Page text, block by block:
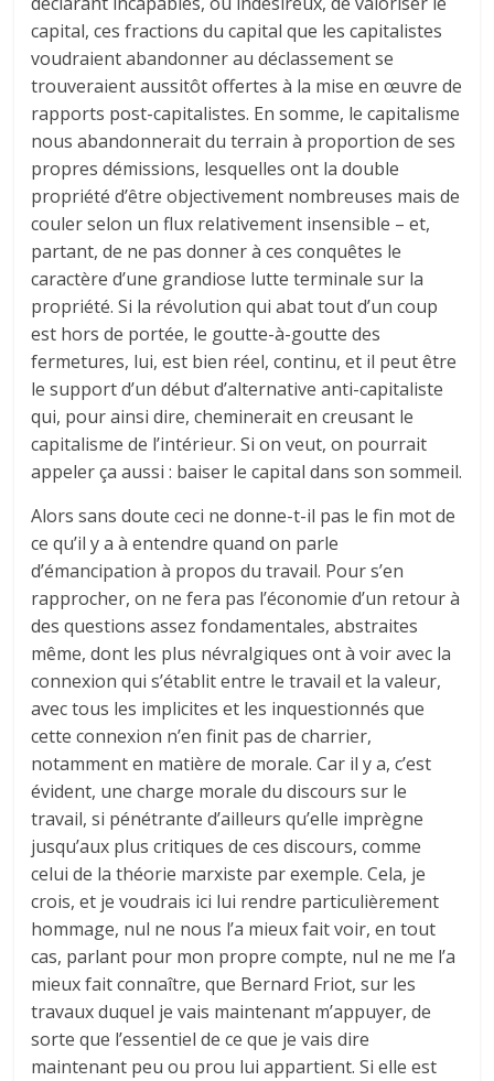
capital, ces fractions du capital que les capitalistes
voudraient abandonner au déclassement se
trouveraient aussitôt offertes à la mise en œuvre de
rapports post-capitalistes. En somme, le capitalisme
nous abandonnerait du terrain à proportion de ses
propres démissions, lesquelles ont la double
propriété d’être objectivement nombreuses mais de
couler selon un flux relativement insensible – et,
partant, de ne pas donner à ces conquêtes le
caractère d’une grandiose lutte terminale sur la
propriété. Si la révolution qui abat tout d’un coup
est hors de portée, le goutte-à-goutte des
fermetures, lui, est bien réel, continu, et il peut être
le support d’un début d’alternative anti-capitaliste
qui, pour ainsi dire, cheminerait en creusant le
capitalisme de l’intérieur. Si on veut, on pourrait
appeler ça aussi : baiser le capital dans son sommeil.
Alors sans doute ceci ne donne-t-il pas le fin mot de
ce qu’il y a à entendre quand on parle
d’émancipation à propos du travail. Pour s’en
rapprocher, on ne fera pas l’économie d’un retour à
des questions assez fondamentales, abstraites
même, dont les plus névralgiques ont à voir avec la
connexion qui s’établit entre le travail et la valeur,
avec tous les implicites et les inquestionnés que
cette connexion n’en finit pas de charrier,
notamment en matière de morale. Car il y a, c’est
évident, une charge morale du discours sur le
travail, si pénétrante d’ailleurs qu’elle imprègne
jusqu’aux plus critiques de ces discours, comme
celui de la théorie marxiste par exemple. Cela, je
crois, et je voudrais ici lui rendre particulièrement
hommage, nul ne nous l’a mieux fait voir, en tout
cas, parlant pour mon propre compte, nul ne me l’a
mieux fait connaître, que Bernard Friot, sur les
travaux duquel je vais maintenant m’appuyer, de
sorte que l’essentiel de ce que je vais dire
maintenant peu ou prou lui appartient. Si elle est